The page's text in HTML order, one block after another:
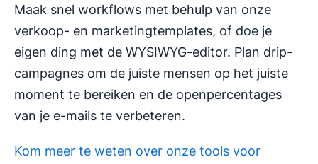
Maak snel workflows met behulp van onze
verkoop- en marketingtemplates, of doe je
eigen ding met de WYSIWYG-editor. Plan drip-
campagnes om de juiste mensen op het juiste
moment te bereiken en de openpercentages
van je e-mails te verbeteren.
Kom meer te weten over onze tools voor